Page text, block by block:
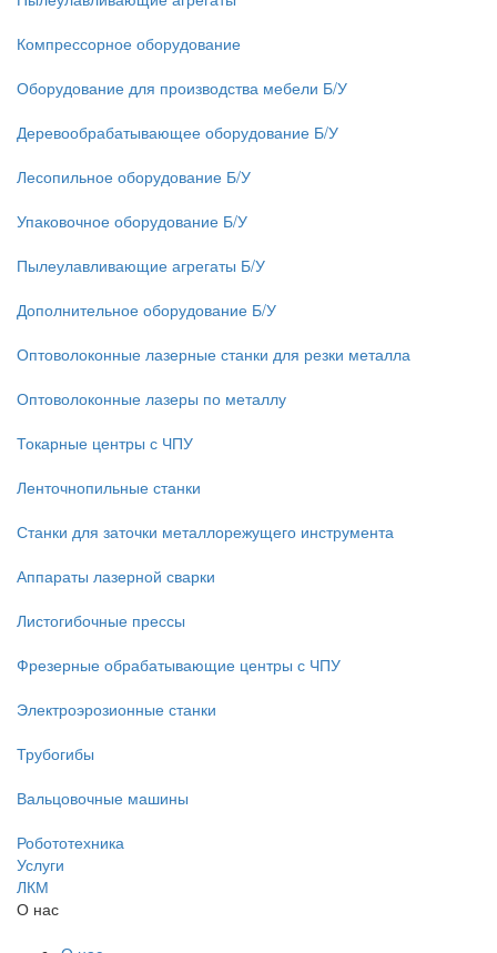
Компрессорное оборудование
Оборудование для производства мебели Б/У
Деревообрабатывающее оборудование Б/У
Лесопильное оборудование Б/У
Упаковочное оборудование Б/У
Пылеулавливающие агрегаты Б/У
Дополнительное оборудование Б/У
Оптоволоконные лазерные станки для резки металла
Оптоволоконные лазеры по металлу
Токарные центры с ЧПУ
Ленточнопильные станки
Станки для заточки металлорежущего инструмента
Аппараты лазерной сварки
Листогибочные прессы
Фрезерные обрабатывающие центры с ЧПУ
Электроэрозионные станки
Трубогибы
Вальцовочные машины
Робототехника
Услуги
ЛКМ
О нас